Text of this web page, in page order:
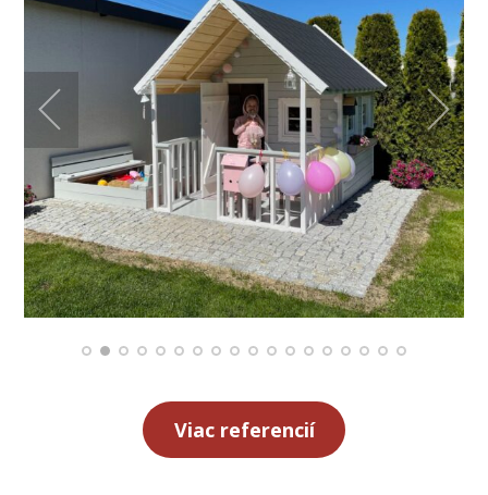
Viac referencií